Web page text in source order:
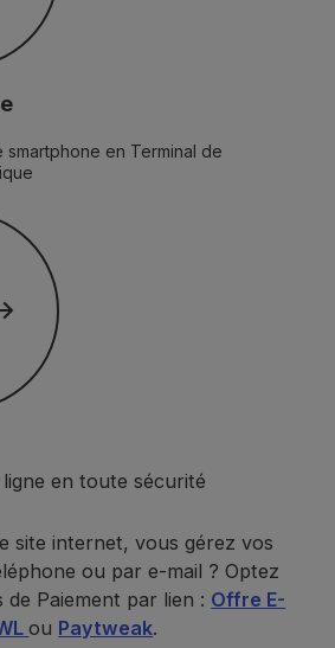
smartphone en Terminal de
ligne en toute sécurité
site internet, vous gérez vos
ou par e-mail ? Optez
Paiement par lien : Offre E-
ou Paytweak.